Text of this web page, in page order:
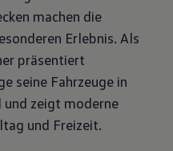
machen die
Erlebnis. Als
präsentiert
seine Fahrzeuge in
zeigt moderne
und Freizeit.